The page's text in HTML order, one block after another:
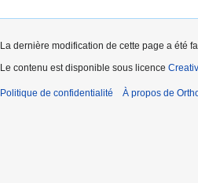
La dernière modification de cette page a été
Le contenu est disponible sous licence
Politique de confidentialité À propos de